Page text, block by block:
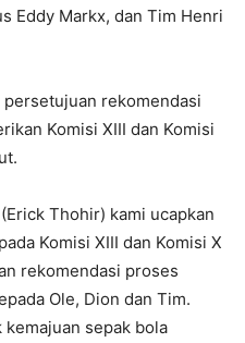
Eddy Markx, dan Tim Henri
rekomendasi
Komisi XIII dan Komisi
Thohir) kami ucapkan
Komisi XIII dan Komisi X
rekomendasi proses
Ole, Dion dan Tim.
sepak bola